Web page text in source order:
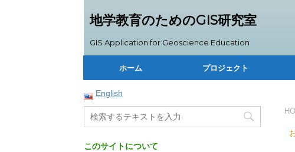
地学教育のためのGIS研究室
GIS Application for Geoscience Education
ホーム プロジェクト
English
このサイトについて